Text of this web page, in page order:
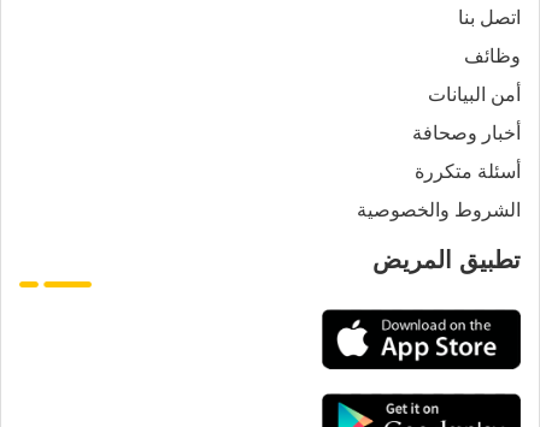
اتصل بنا
وظائف
أمن البيانات
أخبار وصحافة
أسئلة متكررة
الشروط والخصوصية
تطبيق المريض